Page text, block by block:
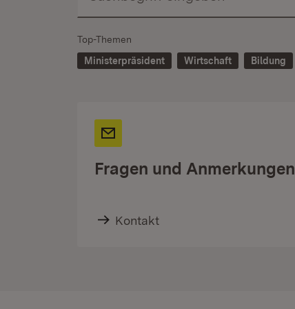
Top-Themen
Ministerpräsident
Wirtschaft Bildung
Fragen und Anmerkungen
Kontakt